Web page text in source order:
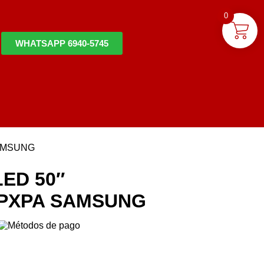
WHATSAPP 6940-5745
50″
SAMSUNG
0